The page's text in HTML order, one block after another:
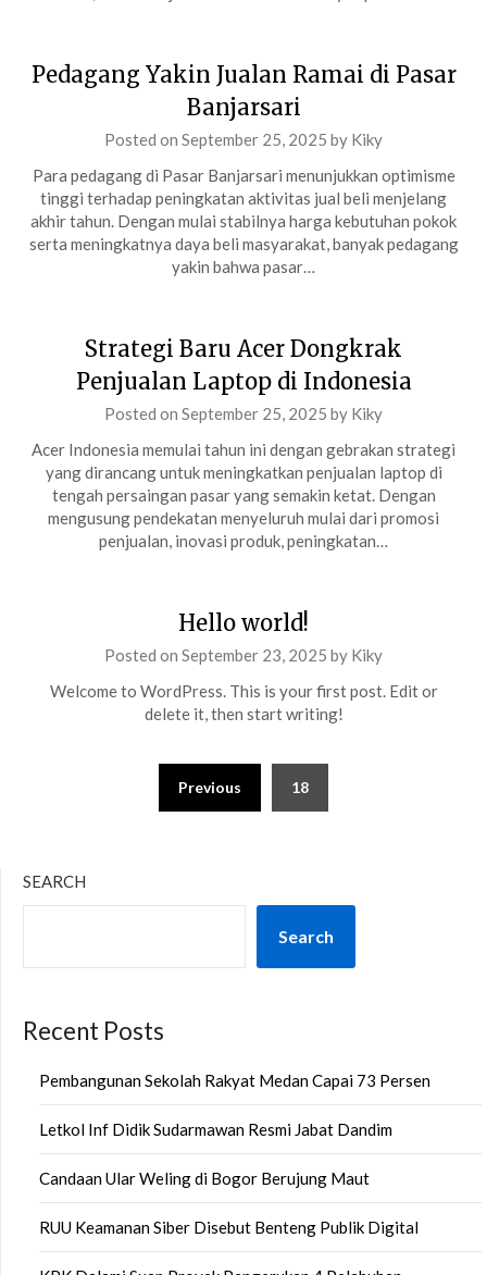
Pedagang Yakin Jualan Ramai di Pasar
Banjarsari
Posted on September 25, 2025 by Kiky
Para pedagang di Pasar Banjarsari menunjukkan optimisme
tinggi terhadap peningkatan aktivitas jual beli menjelang
akhir tahun. Dengan mulai stabilnya harga kebutuhan pokok
serta meningkatnya daya beli masyarakat, banyak pedagang
yakin bahwa pasar…
Strategi Baru Acer Dongkrak
Penjualan Laptop di Indonesia
Posted on September 25, 2025 by Kiky
Acer Indonesia memulai tahun ini dengan gebrakan strategi
yang dirancang untuk meningkatkan penjualan laptop di
tengah persaingan pasar yang semakin ketat. Dengan
mengusung pendekatan menyeluruh mulai dari promosi
penjualan, inovasi produk, peningkatan…
Hello world!
Posted on September 23, 2025 by Kiky
Welcome to WordPress. This is your first post. Edit or
delete it, then start writing!
Previous 18
SEARCH
Search
Recent Posts
Pembangunan Sekolah Rakyat Medan Capai 73 Persen
Letkol Inf Didik Sudarmawan Resmi Jabat Dandim
Candaan Ular Weling di Bogor Berujung Maut
RUU Keamanan Siber Disebut Benteng Publik Digital